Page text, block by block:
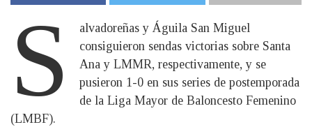
S
alvadoreñas y Águila San Miguel
consiguieron sendas victorias sobre Santa
Ana y LMMR, respectivamente, y se
pusieron 1-0 en sus series de postemporada
de la Liga Mayor de Baloncesto Femenino
(LMBF).